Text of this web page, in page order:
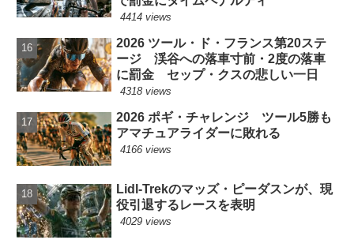
4414 views
2026 ツール・ド・フランス第20ステ
ージ 渓谷への落車寸前・2度の落車
に罰金 セップ・クスの悲しい一日
4318 views
2026 ポギ・チャレンジ ツール5勝も
アマチュアライダーに敗れる
4166 views
Lidl-Trekのマッズ・ピーダスンが、現
役引退するレースを表明
4029 views